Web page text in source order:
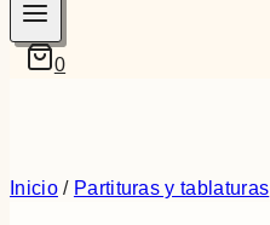
0
Inicio / Partituras y tablaturas